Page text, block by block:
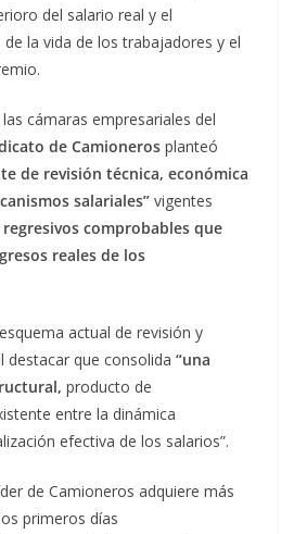
del salario real y el
la vida de los trabajadores y el
cámaras empresariales del
de Camioneros planteó
de revisión técnica, económica
salariales” vigentes
comprobables que
reales de los
actual de revisión y
destacar que consolida “una
producto de
entre la dinámica
efectiva de los salarios”.
de Camioneros adquiere más
primeros días